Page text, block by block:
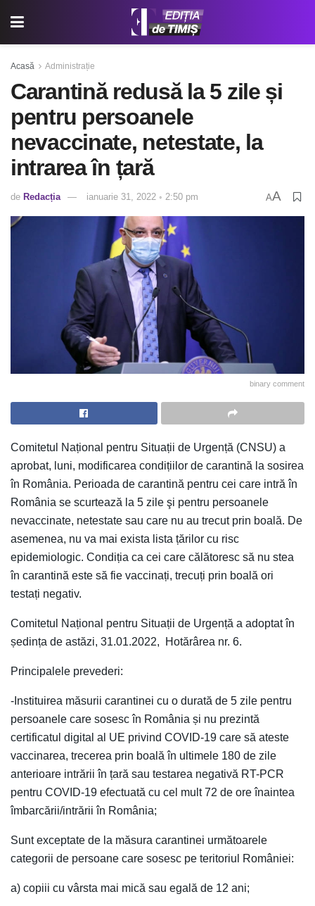
Acasă Administrație
Carantină redusă la 5 zile și
pentru persoanele
nevaccinate, netestate, la
intrarea în țară
de Redacția ianuarie 31, 2022 ◦ 2:50 pm AA
binary comment
Comitetul Național pentru Situații de Urgență (CNSU) a
aprobat, luni, modificarea condițiilor de carantină la sosirea
în România. Perioada de carantină pentru cei care intră în
România se scurtează la 5 zile şi pentru persoanele
nevaccinate, netestate sau care nu au trecut prin boală. De
asemenea, nu va mai exista lista țărilor cu risc
epidemiologic. Condiția ca cei care călătoresc să nu stea
în carantină este să fie vaccinați, trecuți prin boală ori
testați negativ.
Comitetul Național pentru Situații de Urgență a adoptat în
ședința de astăzi, 31.01.2022, Hotărârea nr. 6.
Principalele prevederi:
-Instituirea măsurii carantinei cu o durată de 5 zile pentru
persoanele care sosesc în România și nu prezintă
certificatul digital al UE privind COVID-19 care să ateste
vaccinarea, trecerea prin boală în ultimele 180 de zile
anterioare intrării în țară sau testarea negativă RT-PCR
pentru COVID-19 efectuată cu cel mult 72 de ore înaintea
îmbarcării/intrării în România;
Sunt exceptate de la măsura carantinei următoarele
categorii de persoane care sosesc pe teritoriul României:
a) copiii cu vârsta mai mică sau egală de 12 ani;